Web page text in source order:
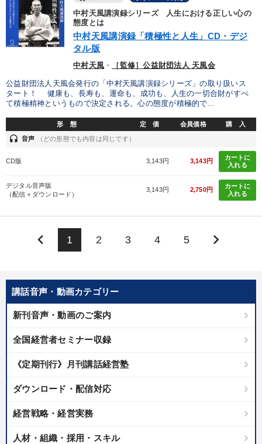
講話音声・動画カテゴリー
新刊音声・動画のご案内
全国経営者セミナー収録
《定期刊行》月刊講話経営塾
ダウンロード・配信対応
経営戦略・経営実務
人材・組織・採用・スキル
中村天風講演録シリーズ 人生における正しい心の
態度とは
中村天風講演録「積極性と人生」CD・デジ
タル版
中村天風 ・ ［監修］公益財団法人 天風会
公益財団法人天風会発行の「中村天風講演録シリーズ」の取り扱いス
タート！ 健康も、長寿も、運命も、成功も、人生の一切合財がすべ
て積極精神というもので決定される。心の態度が積極的で...
形 態 定 価 会員価格 購 入
headset 音声 （どの形態でも内容は同じです）
CD版 3,143円 3,143円
カートに
入れる
デジタル音声版
（配信＋ダウンロード）
3,143円 2,750円
カートに
入れる
keyboard_arrow_left 1 2 3 4 5 keyboard_arrow_right